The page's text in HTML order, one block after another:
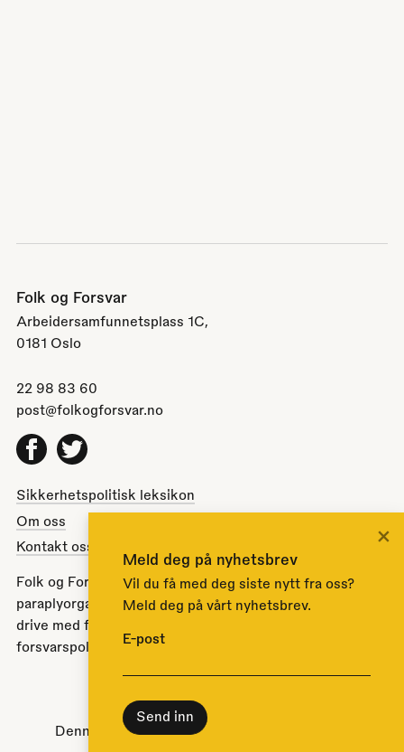
Folk og Forsvar
Arbeidersamfunnetsplass 1C,
0181 Oslo
22 98 83 60
post@folkogforsvar.no
Facebook
Twitter
Sikkerhetspolitisk leksikon
Om oss
Kontakt oss
Folk og Forsvar er en partipolitisk nøytral
paraplyorganisasjon opprettet av Stortinget i 1951 for å
drive med folkeopplysning om norsk sikkerhets- og
forsvarspolitikk.
Denne nettsiden bruker
Meld deg på nyhetsbrev
Vil du få med deg siste nytt fra oss?
Meld deg på vårt nyhetsbrev.
E-post
×